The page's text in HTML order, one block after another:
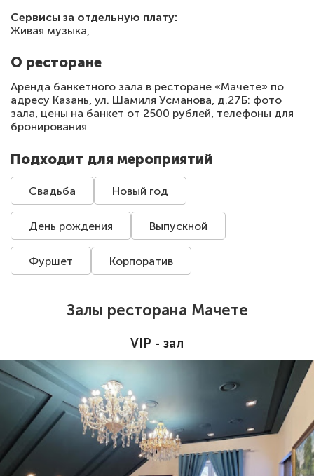
Сервисы за отдельную плату:
Живая музыка,
О ресторане
Аренда банкетного зала в ресторане «Мачете» по
адресу Казань, ул. Шамиля Усманова, д.27Б: фото
зала, цены на банкет от 2500 рублей, телефоны для
бронирования
Подходит для мероприятий
Свадьба Новый год
День рождения Выпускной
Фуршет Корпоратив
Залы ресторана Мачете
VIP - зал